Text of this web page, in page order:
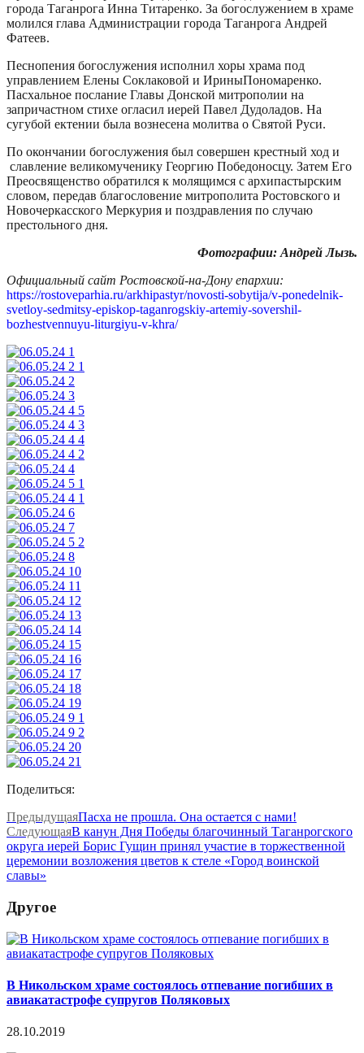
города Таганрога Инна Титаренко. За богослужением в храме
молился глава Администрации города Таганрога Андрей
Фатеев.
Песнопения богослужения исполнил хоры храма под
управлением Елены Соклаковой и ИриныПономаренко.
Пасхальное послание Главы Донской митрополии на
запричастном стихе огласил иерей Павел Дудоладов. На
сугубой ектении была вознесена молитва о Святой Руси.
По окончании богослужения был совершен крестный ход и
славление великомученику Георгию Победоносцу. Затем Его
Преосвященство обратился к молящимся с архипастырским
словом, передав благословение митрополита Ростовского и
Новочеркасского Меркурия и поздравления по случаю
престольного дня.
Фотографии: Андрей Лызь.
Официальный сайт Ростовской-на-Дону епархии:
https://rostoveparhia.ru/arkhipastyr/novosti-sobytija/v-ponedelnik-
svetloy-sedmitsy-episkop-taganrogskiy-artemiy-sovershil-
bozhestvennuyu-liturgiyu-v-khra/
Поделиться:
ПредыдущаяПасха не прошла. Она остается с нами!
СледующаяВ канун Дня Победы благочинный Таганрогского
округа иерей Борис Гущин принял участие в торжественной
церемонии возложения цветов к стеле «Город воинской
славы»
Другое
В Никольском храме состоялось отпевание погибших в
авиакатастрофе супругов Поляковых
28.10.2019